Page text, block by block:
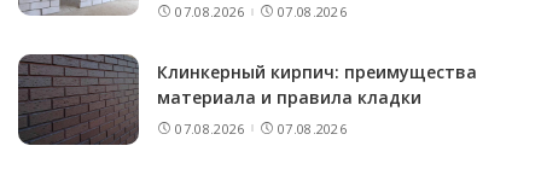
07.08.2026 07.08.2026
Клинкерный кирпич: преимущества
материала и правила кладки
07.08.2026 07.08.2026